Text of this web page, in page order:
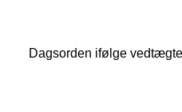
SEARCH
Dagsorden ifølge